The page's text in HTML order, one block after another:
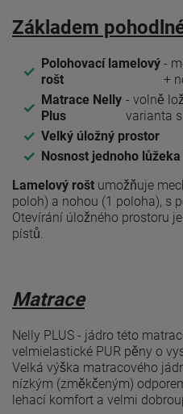
Základem
Polohovací lamelový
rošt
-
+
Matrace Nelly
Plus
- volně
varianta
Velký úložný prostor
Nosnost jednoho
Lamelový rošt umožňuje
poloh) a nohou (1 poloha), s
Otevírání úložného prostoru
pístů.
Matrace
Nelly PLUS - jádro této
velmielastické PUR pěny o
Velká výška matracového
nízkým (změkčeným)
lehací komfort a velmi